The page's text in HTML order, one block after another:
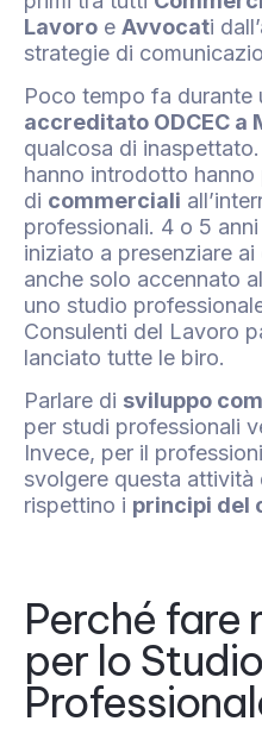
Lavoro e Avvocati
strategie di
Poco tempo fa durante
accreditato ODCEC a
qualcosa di
hanno introdotto
di commerciali
professionali. 4 o 5
iniziato a presenziare
anche solo accennato
uno studio
Consulenti del Lavoro
lanciato tutte le biro.
Parlare di sviluppo
per studi professionali
Invece, per il
svolgere questa attività
rispettino i principi del
Perché fare
per lo Studio